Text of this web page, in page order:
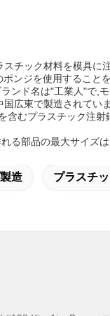
チック材料を模具
ンジを使用すること
ンド名は"工業人"で,
広東で製造されてい
含むプラスチック注
る部品の最大サイズ
造 プラスチ